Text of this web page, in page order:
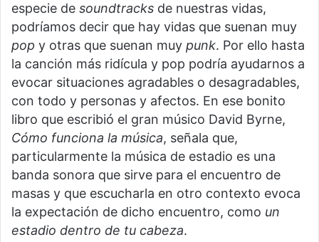
especie de soundtracks de nuestras vidas,
podríamos decir que hay vidas que suenan muy
pop y otras que suenan muy punk. Por ello hasta
la canción más ridícula y pop podría ayudarnos a
evocar situaciones agradables o desagradables,
con todo y personas y afectos. En ese bonito
libro que escribió el gran músico David Byrne,
Cómo funciona la música, señala que,
particularmente la música de estadio es una
banda sonora que sirve para el encuentro de
masas y que escucharla en otro contexto evoca
la expectación de dicho encuentro, como un
estadio dentro de tu cabeza.